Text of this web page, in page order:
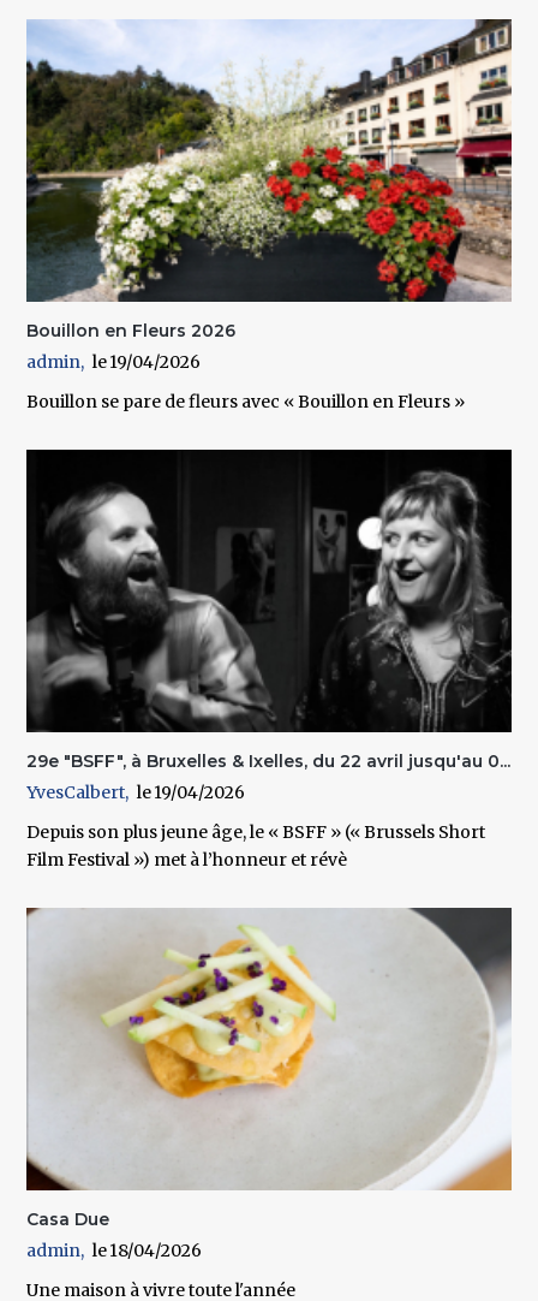
Bouillon en Fleurs 2026
admin
19/04/2026
Bouillon se pare de fleurs avec « Bouillon en Fleurs »
29e "BSFF", à Bruxelles & Ixelles, du 22 avril jusqu'au 0...
YvesCalbert
19/04/2026
Depuis son plus jeune âge, le « BSFF » (« Brussels Short
Film Festival ») met à l’honneur et révè
Casa Due
admin
18/04/2026
Une maison à vivre toute l'année